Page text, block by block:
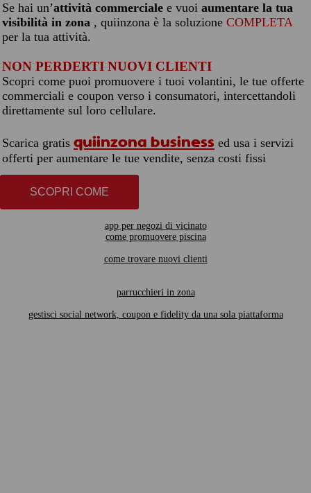
Se hai un’attività commerciale e vuoi aumentare la tua
visibilità in zona , quiinzona è la soluzione COMPLETA
per la tua attività.
NON PERDERTI NUOVI CLIENTI
Scopri come puoi promuovere i tuoi volantini, le tue offerte
commerciali e coupon verso i consumatori, intercettandoli
direttamente sul loro cellulare.
Scarica gratis quiinzona business ed usa i servizi
offerti per aumentare le tue vendite, senza costi fissi
SCOPRI COME
app per negozi di vicinato
come promuovere piscina
come trovare nuovi clienti
parrucchieri in zona
gestisci social network, coupon e fidelity da una sola piattaforma